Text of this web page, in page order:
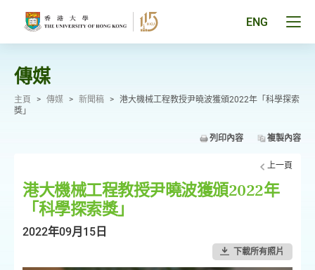
ENG
傳媒
主頁 > 傳媒 > 新聞稿 > 港大機械工程教授尹曉波獲頒2022年「科學探索
獎」
列印內容 複製內容
上一頁
港大機械工程教授尹曉波獲頒2022年
「科學探索獎」
2022年09月15日
下載所有照片